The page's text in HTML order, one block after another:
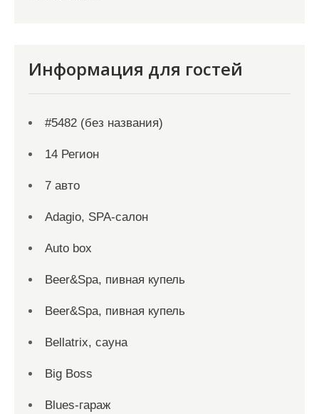
Информация для гостей
#5482 (без названия)
14 Регион
7 авто
Adagio, SPA-салон
Auto box
Beer&Spa, пивная купель
Beer&Spa, пивная купель
Bellatrix, сауна
Big Boss
Blues-гараж